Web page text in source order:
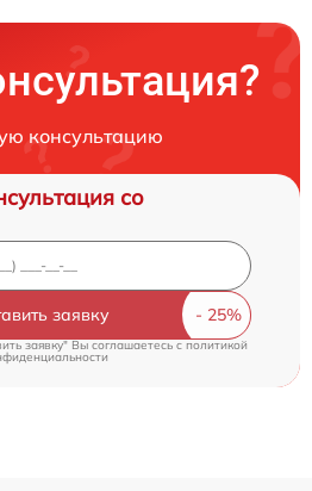
консультацию
со
заявку
заявку" Вы соглашаетесь cполитикой